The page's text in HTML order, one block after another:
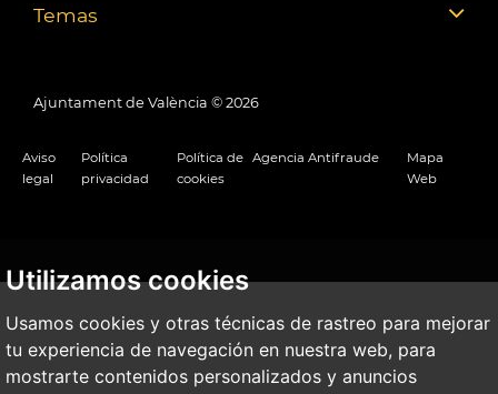
Utilizamos cookies
Usamos cookies y otras técnicas de rastreo para mejorar
tu experiencia de navegación en nuestra web, para
mostrarte contenidos personalizados y anuncios
Temas
Ajuntament de València © 2026
Aviso
legal
Política
privacidad
Política de
cookies
Agencia Antifraude
Mapa
Web